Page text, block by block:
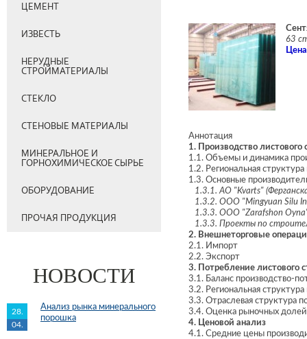
ЦЕМЕНТ
ИЗВЕСТЬ
НЕРУДНЫЕ
СТРОЙМАТЕРИАЛЫ
СТЕКЛО
СТЕНОВЫЕ МАТЕРИАЛЫ
МИНЕРАЛЬНОЕ И
ГОРНОХИМИЧЕСКОЕ СЫРЬЕ
ОБОРУДОВАНИЕ
ПРОЧАЯ ПРОДУКЦИЯ
НОВОСТИ
28.
04.
Анализ рынка минерального
порошка
63
Аннотация
1. Производство листового
1.1. Объемы и динамика
1.2. Региональная
1.3. Основные
1.3.1. АО "Kvarts"
1.3.2. ОOO "Mingyuan Silu
1.3.3. ОOO "Zarafshon
1.3.3. Проекты по
2. Внешнеторговые
2.1. Импорт
2.2. Экспорт
3. Потребление листового
3.1. Баланс производство-
3.2. Региональная
3.3. Отраслевая структура
3.4. Оценка рыночных долей
4. Ценовой анализ
4.1. Средние цены